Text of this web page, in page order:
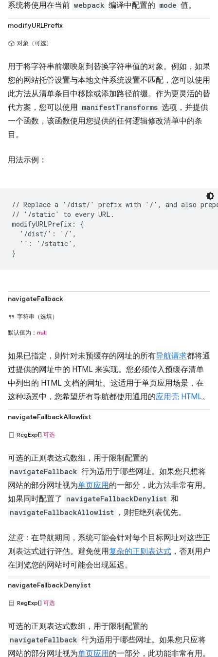
系统将使用在当前 webpack 编译中配置的 mode 值。
modifyURLPrefix
对象（可选）
用于将字符串前缀映射到替换字符串值的对象。例如，如果
您的网站托管设置与本地文件系统设置不匹配，您可以使用
此方法从清单条目中移除或添加路径前缀。作为更灵活的替
代方案，您可以使用 manifestTransforms 选项，并提供
一个函数，该函数使用您提供的任何逻辑修改清单中的条
目。
用法示例：
// Replace a '/dist/' prefix with '/', and also
// '/static' to every URL.
modifyURLPrefix: {
  '/dist/': '/',
  '': '/static',
navigateFallback
字符串（选填）
默认值为： null
如果已指定，则针对未预缓存的网址的所有导航请求都将通
过提供的网址中的 HTML 来实现。您必须传入预缓存清单
中列出的 HTML 文档的网址。这适用于单页应用场景，在
这种场景中，您希望所有导航都使用通用的应用壳 HTML。
navigateFallbackAllowlist
RegExp[] 可选
可选的正则表达式数组，用于限制配置的
navigateFallback 行为适用于哪些网址。如果您只想将
网站的部分网址视为单页应用的一部分，此方法非常有用。
如果同时配置了 navigateFallbackDenylist 和
navigateFallbackAllowlist ，则拒绝列表优先。
注意：在导航期间，系统可能会针对每个目标网址对这些正
则表达式进行评估。避免使用复杂的正则表达式 ，否则用户
在浏览您的网站时可能会出现延迟。
navigateFallbackDenylist
RegExp[] 可选
可选的正则表达式数组，用于限制配置的
navigateFallback 行为适用于哪些网址。如果您只应将
网站的部分网址视为单页应用的一部分，此功能非常有用。